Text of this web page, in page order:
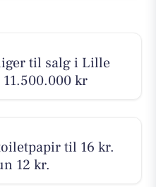
til salg i Lille
kr
til 16 kr.
12 kr.